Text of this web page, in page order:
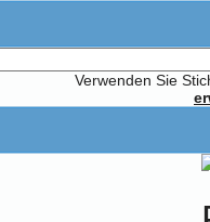
Verwenden Sie